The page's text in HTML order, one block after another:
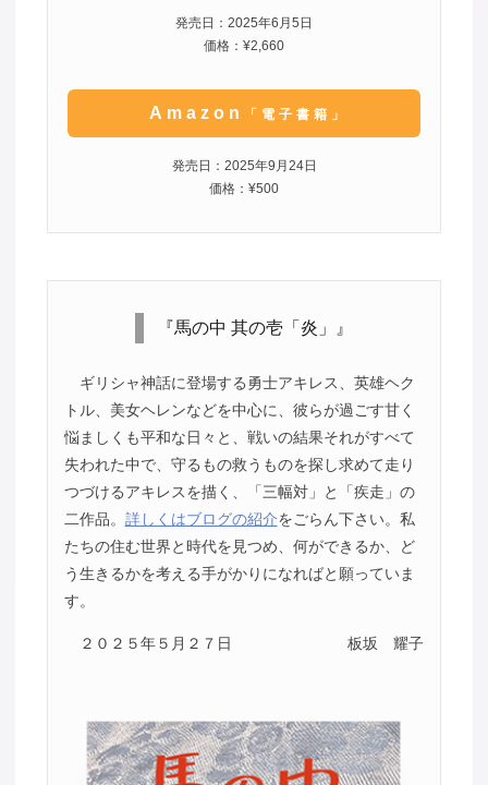
発売日：2025年6月5日
価格：¥2,660
Amazon 「電子書籍」
発売日：2025年9月24日
価格：¥500
『馬の中 其の壱「炎」』
ギリシャ神話に登場する勇士アキレス、英雄ヘク
トル、美女ヘレンなどを中心に、彼らが過ごす甘く
悩ましくも平和な日々と、戦いの結果それがすべて
失われた中で、守るもの救うものを探し求めて走り
つづけるアキレスを描く、「三幅対」と「疾走」の
二作品。 詳しくはブログの紹介をごらん下さい。私
たちの住む世界と時代を見つめ、何ができるか、ど
う生きるかを考える手がかりになればと願っていま
す。
２０２５年５月２７日 板坂 耀子